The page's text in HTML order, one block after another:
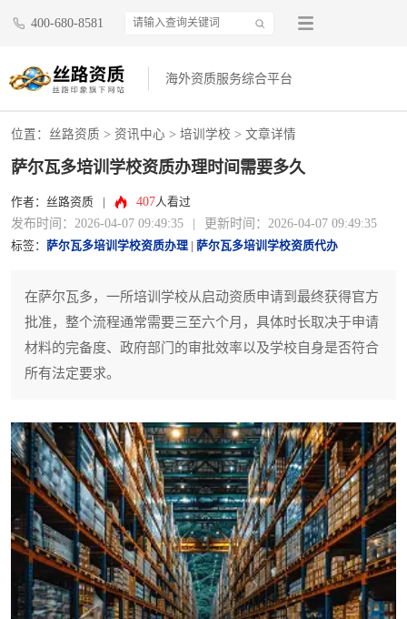
400-680-8581
海外资质服务综合平台
位置： 丝路资质 > 资讯中心 > 培训学校 > 文章详情
萨尔瓦多培训学校资质办理时间需要多久
作者：丝路资质 407人看过
发布时间：2026-04-07 09:49:35 更新时间：2026-04-07 09:49:35
标签： 萨尔瓦多培训学校资质办理 萨尔瓦多培训学校资质代办
在萨尔瓦多，一所培训学校从启动资质申请到最终获得官方
批准，整个流程通常需要三至六个月，具体时长取决于申请
材料的完备度、政府部门的审批效率以及学校自身是否符合
所有法定要求。